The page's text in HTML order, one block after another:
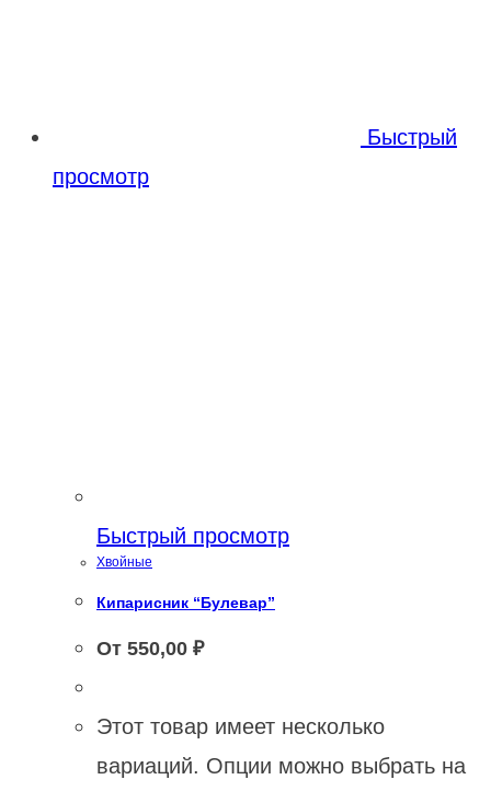
Быстрый
просмотр
Быстрый просмотр
Хвойные
Кипарисник “Булевар”
От 550,00 ₽
Этот товар имеет несколько
вариаций. Опции можно выбрать на